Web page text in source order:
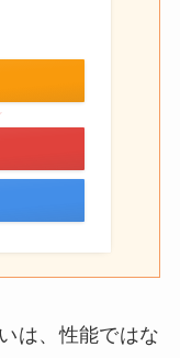
は、性能ではな